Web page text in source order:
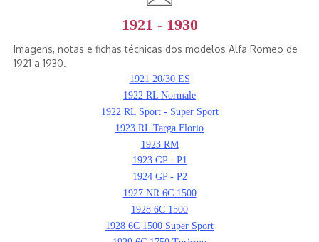
1921 - 1930
Imagens, notas e fichas técnicas dos modelos Alfa Romeo de
1921 a 1930.
1921 20/30 ES
1922 RL Normale
1922 RL Sport - Super Sport
1923 RL Targa Florio
1923 RM
1923 GP - P1
1924 GP - P2
1927 NR 6C 1500
1928 6C 1500
1928 6C 1500 Super Sport